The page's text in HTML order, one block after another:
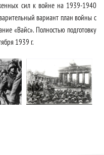
сил к войне на 1939-1940
вариант план войны с
«Вайс». Полностью подготовку
1939 г.